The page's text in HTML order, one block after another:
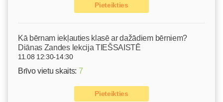
Pieteikties
Kā bērnam iekļauties klasē ar dažādiem bērniem?
Diānas Zandes lekcija TIEŠSAISTĒ
11.08 12:30-14:30
Brīvo vietu skaits: 7
Pieteikties